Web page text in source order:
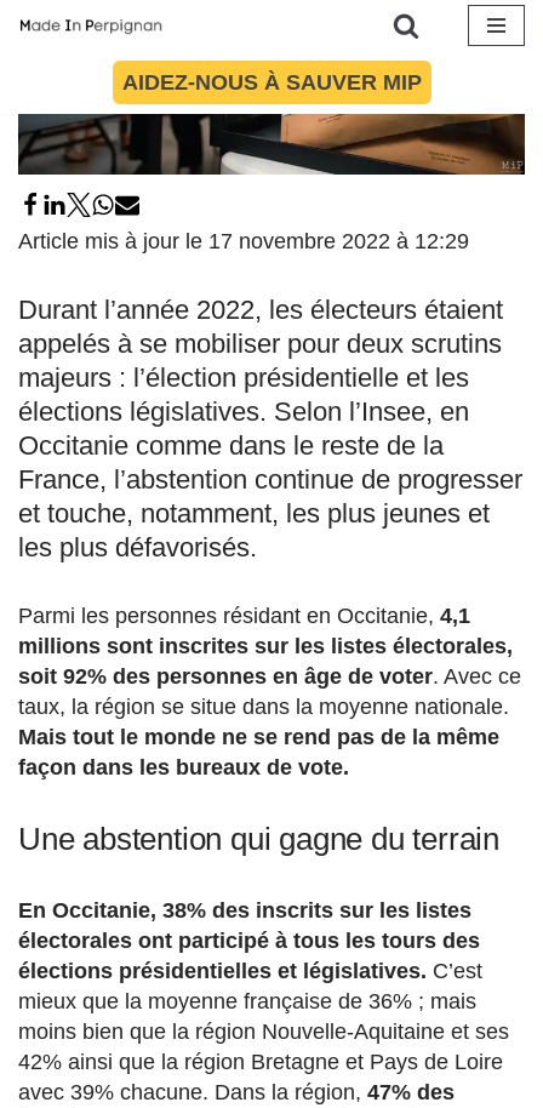
contenu
AIDEZ-NOUS À SAUVER MIP
Article mis à jour le 17 novembre 2022 à 12:29
Durant l’année 2022, les électeurs étaient
appelés à se mobiliser pour deux scrutins
majeurs : l’élection présidentielle et les
élections législatives. Selon l’Insee, en
Occitanie comme dans le reste de la
France, l’abstention continue de progresser
et touche, notamment, les plus jeunes et
les plus défavorisés.
Parmi les personnes résidant en Occitanie, 4,1
millions sont inscrites sur les listes électorales,
soit 92% des personnes en âge de voter. Avec ce
taux, la région se situe dans la moyenne nationale.
Mais tout le monde ne se rend pas de la même
façon dans les bureaux de vote.
Une abstention qui gagne du terrain
En Occitanie, 38% des inscrits sur les listes
électorales ont participé à tous les tours des
élections présidentielles et législatives. C’est
mieux que la moyenne française de 36% ; mais
moins bien que la région Nouvelle-Aquitaine et ses
42% ainsi que la région Bretagne et Pays de Loire
avec 39% chacune. Dans la région, 47% des